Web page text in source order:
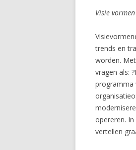
Visie
trends en
worden.
vragen als:
programma
opereren.
vertellen